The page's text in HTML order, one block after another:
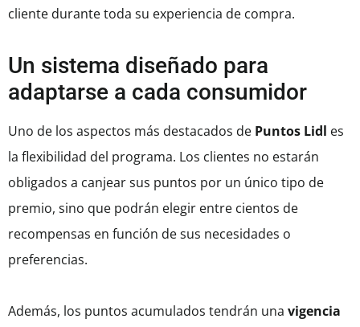
cliente durante toda su experiencia de compra.
Un sistema diseñado para
adaptarse a cada consumidor
Uno de los aspectos más destacados de Puntos Lidl es
la flexibilidad del programa. Los clientes no estarán
obligados a canjear sus puntos por un único tipo de
premio, sino que podrán elegir entre cientos de
recompensas en función de sus necesidades o
preferencias.
Además, los puntos acumulados tendrán una vigencia